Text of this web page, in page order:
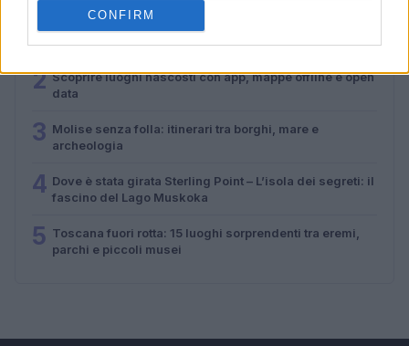
CONFIRM
1
Scopri Bressanone, la città più antica del Tirolo e la
2 Scoprire luoghi nascosti con app, mappe offline e open
data
3 Molise senza folla: itinerari tra borghi, mare e
archeologia
4 Dove è stata girata Sterling Point – L’isola dei segreti: il
fascino del Lago Muskoka
5 Toscana fuori rotta: 15 luoghi sorprendenti tra eremi,
parchi e piccoli musei